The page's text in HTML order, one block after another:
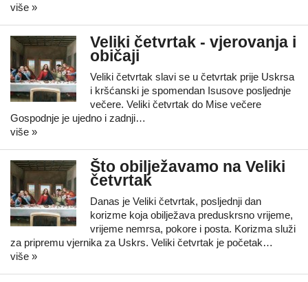
više »
Veliki četvrtak - vjerovanja i
običaji
Veliki četvrtak slavi se u četvrtak prije Uskrsa
i kršćanski je spomendan Isusove posljednje
večere. Veliki četvrtak do Mise večere
Gospodnje je ujedno i zadnji…
više »
Što obilježavamo na Veliki
četvrtak
Danas je Veliki četvrtak, posljednji dan
korizme koja obilježava preduskrsno vrijeme,
vrijeme nemrsa, pokore i posta. Korizma služi
za pripremu vjernika za Uskrs. Veliki četvrtak je početak…
više »